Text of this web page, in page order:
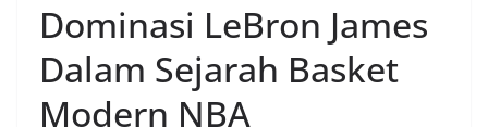
Dominasi LeBron James
Dalam Sejarah Basket
Modern NBA